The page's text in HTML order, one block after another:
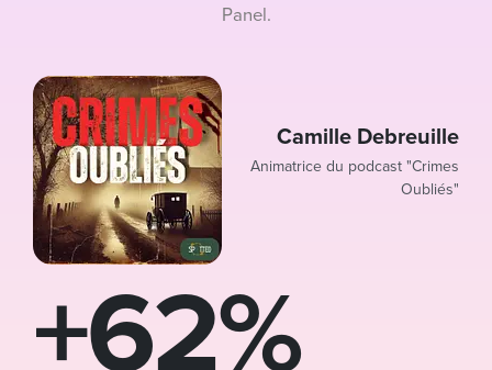
Panel.
Camille Debreuille
Animatrice du podcast "Crimes
Oubliés"
+62%